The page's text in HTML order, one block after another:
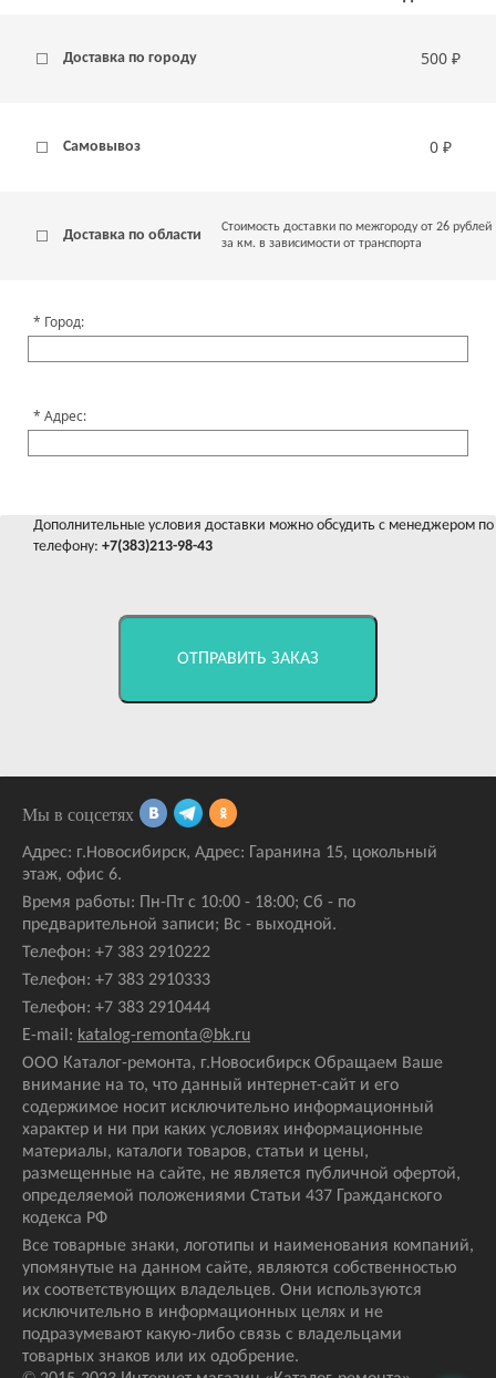
Доставка по городу 500 ₽
Самовывоз 0 ₽
Доставка по области
Стоимость доставки по межгороду от 26 рублей
за км. в зависимости от транспорта
Город:
Адрес:
Дополнительные условия доставки можно обсудить с менеджером по
телефону: +7(383)213-98-43
ОТПРАВИТЬ ЗАКАЗ
Адрес: г.Новосибирск, Адрес: Гаранина 15, цокольный
этаж, офис 6.
Время работы: Пн-Пт с 10:00 - 18:00; Сб - по
предварительной записи; Вс - выходной.
Телефон: +7 383 2910222
Телефон: +7 383 2910333
Телефон: +7 383 2910444
E-mail: katalog-remonta@bk.ru
ООО Каталог-ремонта, г.Новосибирск Обращаем Ваше
внимание на то, что данный интернет-сайт и его
содержимое носит исключительно информационный
характер и ни при каких условиях информационные
материалы, каталоги товаров, статьи и цены,
размещенные на сайте, не является публичной офертой,
определяемой положениями Статьи 437 Гражданского
кодекса РФ
Все товарные знаки, логотипы и наименования компаний,
упомянутые на данном сайте, являются собственностью
их соответствующих владельцев. Они используются
исключительно в информационных целях и не
подразумевают какую-либо связь с владельцами
товарных знаков или их одобрение.
Мы в соцсетях